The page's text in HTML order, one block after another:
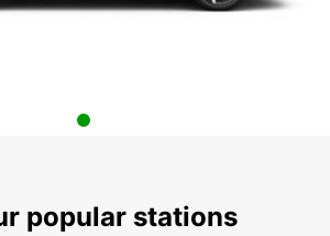
popular stations